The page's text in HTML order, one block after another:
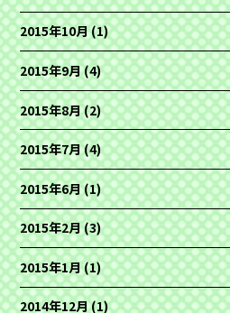
2015年10月(1)
2015年9月(4)
2015年8月(2)
2015年7月(4)
2015年6月(1)
2015年2月(3)
2015年1月(1)
2014年12月(1)